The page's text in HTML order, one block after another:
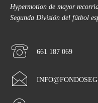
Hypermotion de mayor
Segunda División del fútbol
661 187 069